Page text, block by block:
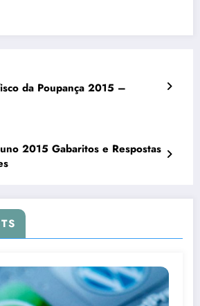
da Poupança 2015 –
2015 Gabaritos e Respostas